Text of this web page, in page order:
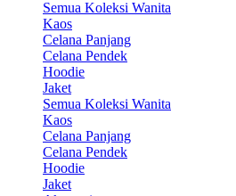
Semua Koleksi Wanita
Kaos
Celana Panjang
Celana Pendek
Hoodie
Jaket
Semua Koleksi Wanita
Kaos
Celana Panjang
Celana Pendek
Hoodie
Jaket